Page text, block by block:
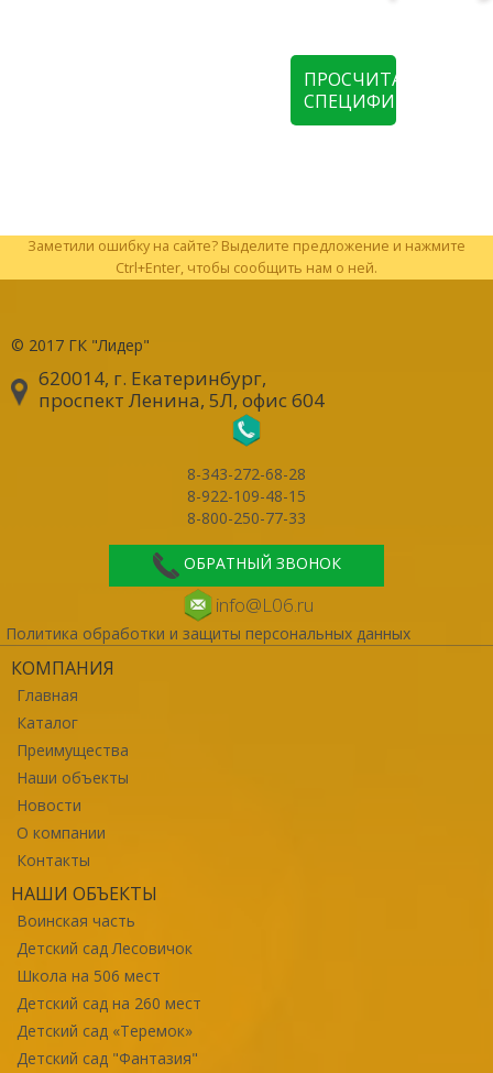
ПРОСЧИТАТЬ
СПЕЦИФИКАЦИЮ
Заметили ошибку на сайте? Выделите предложение и нажмите
Ctrl+Enter, чтобы сообщить нам о ней.
© 2017 ГК "Лидер"
620014, г. Екатеринбург,
проспект Ленина, 5Л, офис 604
8-343-272-68-28
8-922-109-48-15
8-800-250-77-33
ОБРАТНЫЙ ЗВОНОК
info@L06.ru
Политика обработки и защиты персональных данных
КОМПАНИЯ
Главная
Каталог
Преимущества
Наши объекты
Новости
О компании
Контакты
НАШИ ОБЪЕКТЫ
Воинская часть
Детский сад Лесовичок
Школа на 506 мест
Детский сад на 260 мест
Детский сад «Теремок»
Детский сад "Фантазия"